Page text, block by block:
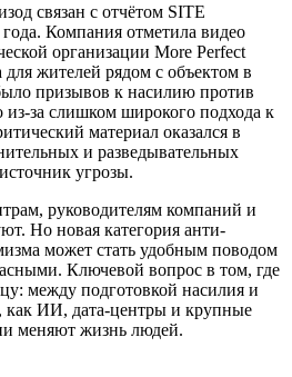
связан с отчётом SITE
Компания отметила видео
организации More Perfect
для жителей рядом с объектом в
призывов к насилию против
за слишком широкого подхода к
материал оказался в
и разведывательных
угрозы.
руководителям компаний и
Но новая категория анти-
может стать удобным поводом
Ключевой вопрос в том, где
между подготовкой насилия и
ИИ, дата-центры и крупные
меняют жизнь людей.